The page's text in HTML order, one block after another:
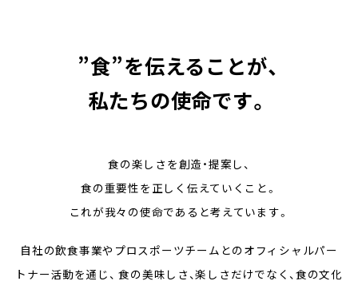
”食”を伝えることが、
私たちの使命です。
食の楽しさを創造・提案し、
食の重要性を正しく伝えていくこと。
これが我々の使命であると考えています。
自社の飲食事業やプロスポーツチームとのオフィシャルパー
トナー活動を通じ、 食の美味しさ、楽しさだけでなく、食の文化